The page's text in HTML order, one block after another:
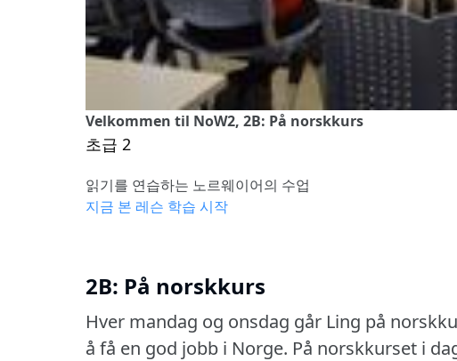
Velkommen til NoW2, 2B: På norskkurs
초급 2
읽기를 연습하는 노르웨이어의 수업
지금 본 레슨 학습 시작
2B: På norskkurs
Hver mandag og onsdag går Ling på
å få en god jobb i Norge. På norskkurset i